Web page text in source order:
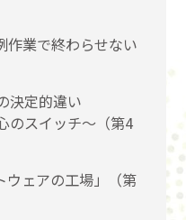
作業で終わらせない
決定的違い
のスイッチ〜（第4
ウェアの工場」（第